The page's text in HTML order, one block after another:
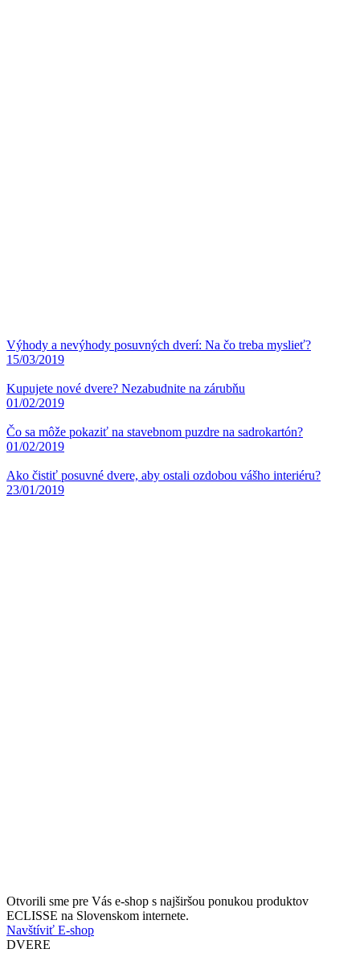
Výhody a nevýhody posuvných dverí: Na čo treba myslieť?
15/03/2019
Kupujete nové dvere? Nezabudnite na zárubňu
01/02/2019
Čo sa môže pokaziť na stavebnom puzdre na sadrokartón?
01/02/2019
Ako čistiť posuvné dvere, aby ostali ozdobou vášho interiéru?
23/01/2019
Otvorili sme pre Vás e-shop s najširšou ponukou produktov
ECLISSE na Slovenskom internete.
Navštíviť E-shop
DVERE